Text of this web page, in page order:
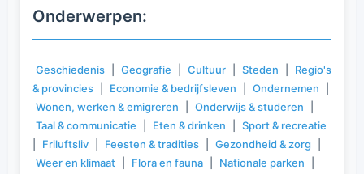
Onderwerpen:
Geschiedenis Geografie Cultuur Steden
Regio's
& provincies
Economie & bedrijfsleven Ondernemen
Wonen, werken & emigreren
Onderwijs & studeren
Taal & communicatie
Eten & drinken
Sport & recreatie
Friluftsliv Feesten & tradities Gezondheid & zorg
Weer en klimaat
Flora en fauna Nationale parken